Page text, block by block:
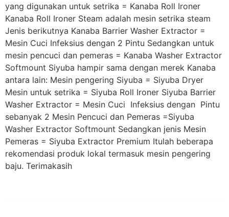
yang digunakan untuk setrika = Kanaba Roll Ironer
Kanaba Roll Ironer Steam adalah mesin setrika steam
Jenis berikutnya Kanaba Barrier Washer Extractor =
Mesin Cuci Infeksius dengan 2 Pintu Sedangkan untuk
mesin pencuci dan pemeras = Kanaba Washer Extractor
Softmount Siyuba hampir sama dengan merek Kanaba
antara lain: Mesin pengering Siyuba = Siyuba Dryer
Mesin untuk setrika = Siyuba Roll Ironer Siyuba Barrier
Washer Extractor = Mesin Cuci Infeksius dengan Pintu
sebanyak 2 Mesin Pencuci dan Pemeras =Siyuba
Washer Extractor Softmount Sedangkan jenis Mesin
Pemeras = Siyuba Extractor Premium Itulah beberapa
rekomendasi produk lokal termasuk mesin pengering
baju. Terimakasih